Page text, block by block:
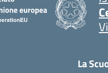
La